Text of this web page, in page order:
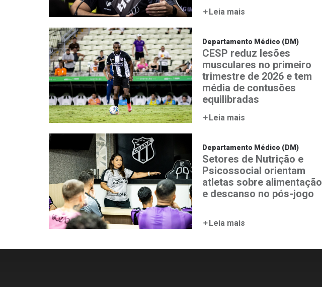
Leia mais
Departamento Médico (DM)
CESP reduz lesões
musculares no primeiro
trimestre de 2026 e tem
média de contusões
equilibradas
Leia mais
Departamento Médico (DM)
Setores de Nutrição e
Psicossocial orientam
atletas sobre alimentação
e descanso no pós-jogo
Leia mais